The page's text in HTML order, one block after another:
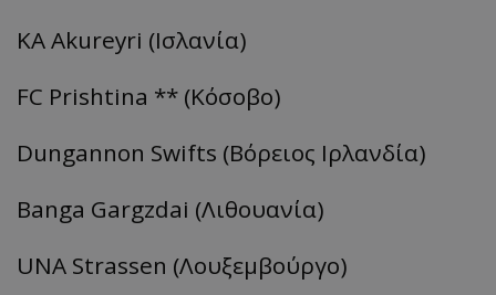
KA Akureyri (Ισλανία)
FC Prishtina ** (Κόσοβο)
Dungannon Swifts (Βόρειος Ιρλανδία)
Banga Gargzdai (Λιθουανία)
UNA Strassen (Λουξεμβούργο)